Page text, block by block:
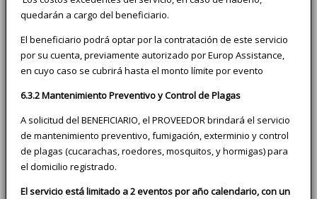
quedarán a cargo del beneficiario.
El beneficiario podrá optar por la contratación de este servicio
por su cuenta, previamente autorizado por Europ Assistance,
en cuyo caso se cubrirá hasta el monto límite por evento
6.3.2 Mantenimiento Preventivo y Control de Plagas
A solicitud del BENEFICIARIO, el PROVEEDOR brindará el servicio
de mantenimiento preventivo, fumigación, exterminio y control
de plagas (cucarachas, roedores, mosquitos, y hormigas) para
el domicilio registrado.
El servicio está limitado a 2 eventos por año calendario, con un